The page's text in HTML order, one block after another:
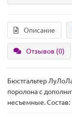
Описание
Отзывов (0)
Бюстгальтер
поролона с
несъемные. Состав: